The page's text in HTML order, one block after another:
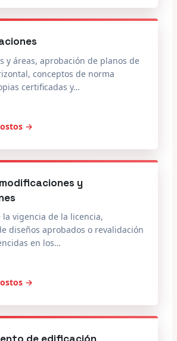
y áreas, aprobación de planos de
conceptos de norma
certificadas y…
→
y
vigencia de la licencia,
diseños aprobados o revalidación
en los…
→